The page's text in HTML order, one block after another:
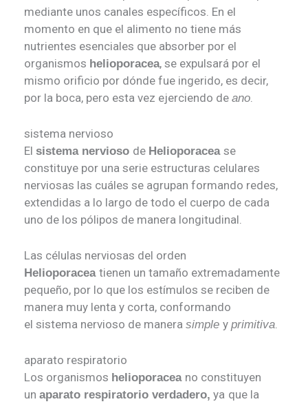
mediante unos canales específicos. En el
momento en que el alimento no tiene más
nutrientes esenciales que absorber por el
organismos helioporacea, se expulsará por el
mismo orificio por dónde fue ingerido, es decir,
por la boca, pero esta vez ejerciendo de ano
sistema nervioso
El sistema nervioso de Helioporacea se
constituye por una serie estructuras celulares
nerviosas las cuáles se agrupan formando redes,
extendidas a lo largo de todo el cuerpo de cada
uno de los pólipos de manera longitudinal.
Las células nerviosas del orden
Helioporacea tienen un tamaño extremadamente
pequeño, por lo que los estímulos se reciben de
manera muy lenta y corta, conformando
el sistema nervioso de manera simple y primitiva.
aparato respiratorio
Los organismos helioporacea no constituyen
un aparato respiratorio verdadero, ya que la